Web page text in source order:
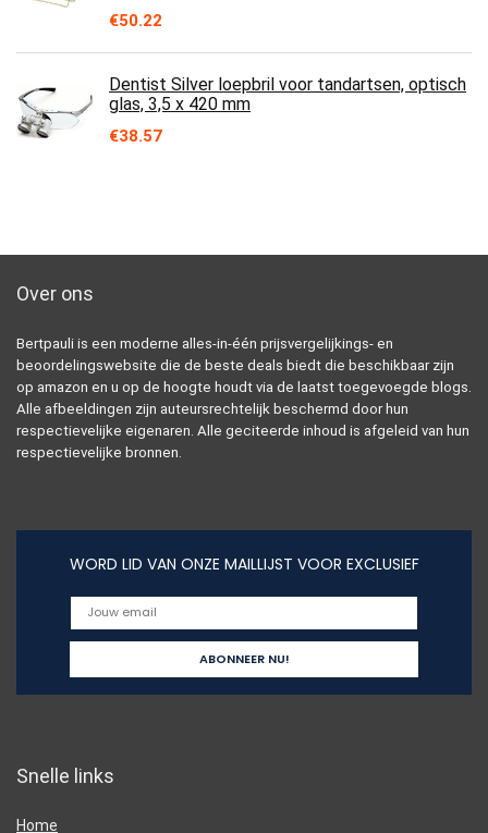
€50.22
Dentist Silver loepbril voor tandartsen, optisch
glas, 3,5 x 420 mm
€38.57
Over ons
Bertpauli is een moderne alles-in-één prijsvergelijkings- en
beoordelingswebsite die de beste deals biedt die beschikbaar zijn
op amazon en u op de hoogte houdt via de laatst toegevoegde blogs.
Alle afbeeldingen zijn auteursrechtelijk beschermd door hun
respectievelijke eigenaren. Alle geciteerde inhoud is afgeleid van hun
respectievelijke bronnen.
WORD LID VAN ONZE MAILLIJST VOOR EXCLUSIEF
Snelle links
Home